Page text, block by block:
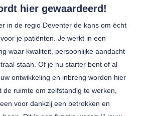
hier gewaardeerd!
in de regio Deventer de kans om écht
je patiënten. Je werkt in een
waar kwaliteit, persoonlijke aandacht
staan. Of je nu starter bent of al
ontwikkeling en inbreng worden hier
ruimte om zelfstandig te werken,
voor dankzij een betrokken en